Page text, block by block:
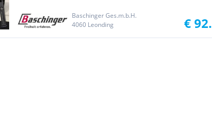
Baschinger Ges.m.b.H.
4060 Leonding
€